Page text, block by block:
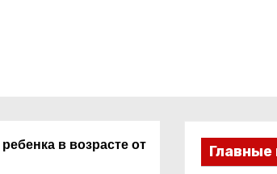
в возрасте от
Главные